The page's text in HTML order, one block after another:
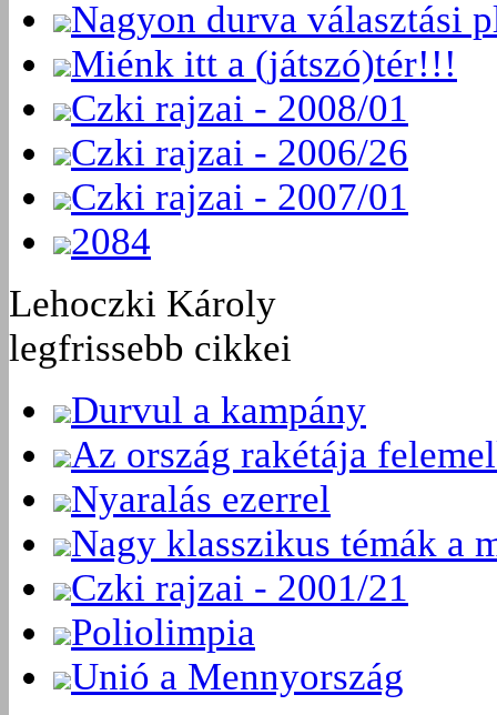
Nagyon durva választási
Miénk itt a (játszó)tér!!!
Czki rajzai - 2008/01
Czki rajzai - 2006/26
Czki rajzai - 2007/01
2084
Lehoczki Károly
legfrissebb cikkei
Durvul a kampány
Az ország rakétája
Nyaralás ezerrel
Nagy klasszikus témák a
Czki rajzai - 2001/21
Poliolimpia
Unió a Mennyország